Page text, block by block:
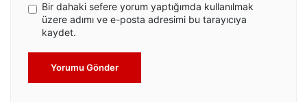
Bir dahaki sefere yorum yaptığımda kullanılmak
üzere adımı ve e-posta adresimi bu tarayıcıya
kaydet.
Yorumu Gönder